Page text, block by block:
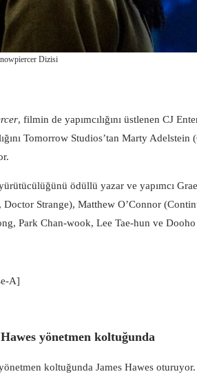
Dizisi
, filmin de yapımcılığını üstlenen CJ
Tomorrow Studios’tan Marty
ödüllü yazar ve yapımcı
Doctor Strange), Matthew O’Connor
Park Chan-wook, Lee Tae-hun ve
A]
yönetmen koltuğunda
koltuğunda James Hawes oturuyor.